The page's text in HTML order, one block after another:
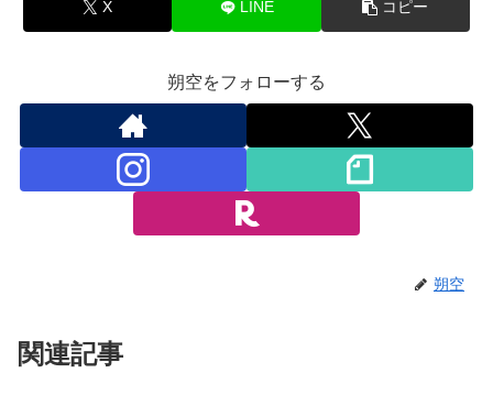
X LINE コピー
朔空をフォローする
朔空
関連記事